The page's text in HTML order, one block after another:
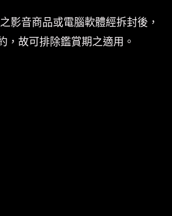
影音商品或電腦軟體經拆封後，
故可排除鑑賞期之適用。